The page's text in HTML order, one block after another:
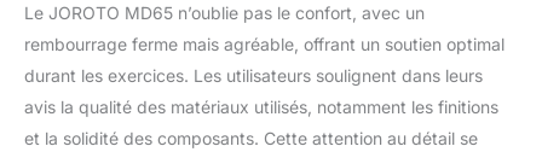
RÉGLABLE SUR 3
POSITIONS : Offre une
d'entraînement
optimales, permet de
passer rapidement d'une
Le JOROTO MD65 n’oublie pas le confort, avec un
rembourrage ferme mais agréable, offrant un soutien optimal
durant les exercices. Les utilisateurs soulignent dans leurs
avis la qualité des matériaux utilisés, notamment les finitions
et la solidité des composants. Cette attention au détail se